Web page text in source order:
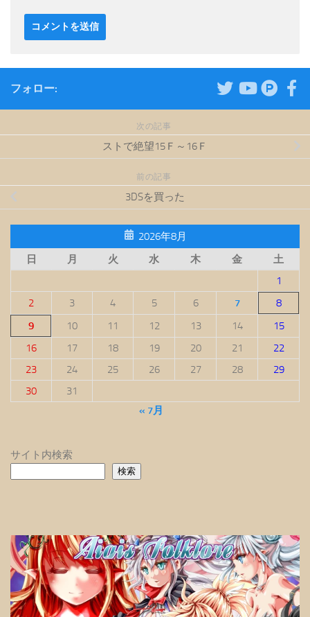
フォロー:
次の記事
ストで絶望15Ｆ～16Ｆ
前の記事
3DSを買った
2026年8月
日
月 火 水 木 金
土
1
2
3 4 5 6 7
8
9
10 11 12 13 14
15
16
17 18 19 20 21
22
23
24 25 26 27 28
29
30
31
« 7月
サイト内検索
検索